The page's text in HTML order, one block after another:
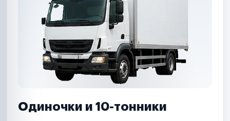
Одиночки и 10-тонники